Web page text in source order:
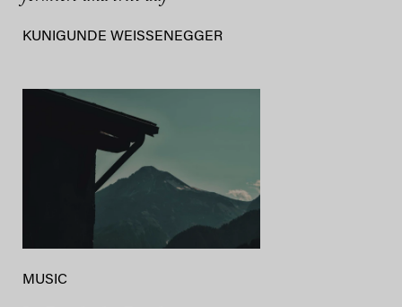
KUNIGUNDE WEISSENEGGER
MUSIC